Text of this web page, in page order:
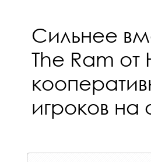
Сильнее
The Ram
игроков